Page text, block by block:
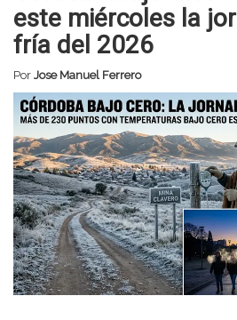
este miércoles la
fría del 2026
Por Jose Manuel Ferrero